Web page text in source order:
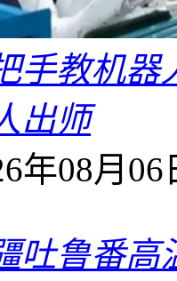
手教机器
出师
年08月06
吐鲁番高